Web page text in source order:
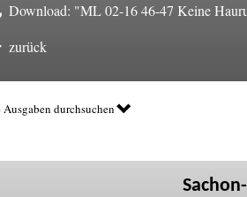
Download: "ML 02-16 46-47 Keine
zurück
durchsuchen